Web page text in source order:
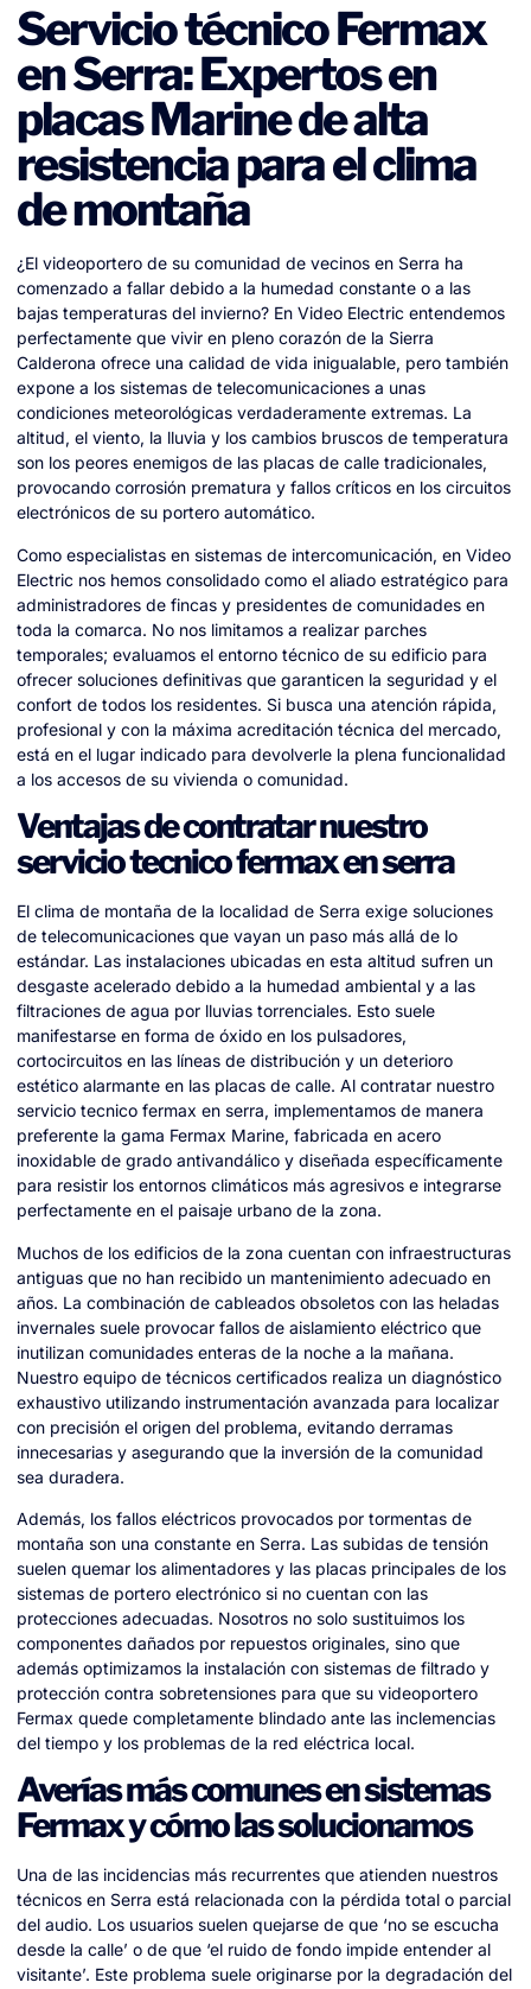
Servicio técnico Fermax
en Serra: Expertos en
placas Marine de alta
resistencia para el clima
de montaña
¿El videoportero de su comunidad de vecinos en Serra ha
comenzado a fallar debido a la humedad constante o a las
bajas temperaturas del invierno? En Video Electric entendemos
perfectamente que vivir en pleno corazón de la Sierra
Calderona ofrece una calidad de vida inigualable, pero también
expone a los sistemas de telecomunicaciones a unas
condiciones meteorológicas verdaderamente extremas. La
altitud, el viento, la lluvia y los cambios bruscos de temperatura
son los peores enemigos de las placas de calle tradicionales,
provocando corrosión prematura y fallos críticos en los circuitos
electrónicos de su portero automático.
Como especialistas en sistemas de intercomunicación, en Video
Electric nos hemos consolidado como el aliado estratégico para
administradores de fincas y presidentes de comunidades en
toda la comarca. No nos limitamos a realizar parches
temporales; evaluamos el entorno técnico de su edificio para
ofrecer soluciones definitivas que garanticen la seguridad y el
confort de todos los residentes. Si busca una atención rápida,
profesional y con la máxima acreditación técnica del mercado,
está en el lugar indicado para devolverle la plena funcionalidad
a los accesos de su vivienda o comunidad.
Ventajas de contratar nuestro
servicio tecnico fermax en serra
El clima de montaña de la localidad de Serra exige soluciones
de telecomunicaciones que vayan un paso más allá de lo
estándar. Las instalaciones ubicadas en esta altitud sufren un
desgaste acelerado debido a la humedad ambiental y a las
filtraciones de agua por lluvias torrenciales. Esto suele
manifestarse en forma de óxido en los pulsadores,
cortocircuitos en las líneas de distribución y un deterioro
estético alarmante en las placas de calle. Al contratar nuestro
servicio tecnico fermax en serra, implementamos de manera
preferente la gama Fermax Marine, fabricada en acero
inoxidable de grado antivandálico y diseñada específicamente
para resistir los entornos climáticos más agresivos e integrarse
perfectamente en el paisaje urbano de la zona.
Muchos de los edificios de la zona cuentan con infraestructuras
antiguas que no han recibido un mantenimiento adecuado en
años. La combinación de cableados obsoletos con las heladas
invernales suele provocar fallos de aislamiento eléctrico que
inutilizan comunidades enteras de la noche a la mañana.
Nuestro equipo de técnicos certificados realiza un diagnóstico
exhaustivo utilizando instrumentación avanzada para localizar
con precisión el origen del problema, evitando derramas
innecesarias y asegurando que la inversión de la comunidad
sea duradera.
Además, los fallos eléctricos provocados por tormentas de
montaña son una constante en Serra. Las subidas de tensión
suelen quemar los alimentadores y las placas principales de los
sistemas de portero electrónico si no cuentan con las
protecciones adecuadas. Nosotros no solo sustituimos los
componentes dañados por repuestos originales, sino que
además optimizamos la instalación con sistemas de filtrado y
protección contra sobretensiones para que su videoportero
Fermax quede completamente blindado ante las inclemencias
del tiempo y los problemas de la red eléctrica local.
Averías más comunes en sistemas
Fermax y cómo las solucionamos
Una de las incidencias más recurrentes que atienden nuestros
técnicos en Serra está relacionada con la pérdida total o parcial
del audio. Los usuarios suelen quejarse de que ‘no se escucha
desde la calle’ o de que ‘el ruido de fondo impide entender al
visitante’. Este problema suele originarse por la degradación del